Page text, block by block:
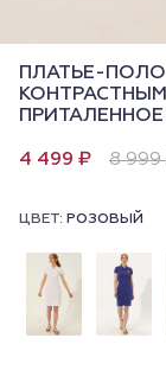
ПЛАТЬЕ-
ПРИТАЛЕННОЕ
4 499 ₽ 8 999
ЦВЕТ: РОЗОВЫЙ